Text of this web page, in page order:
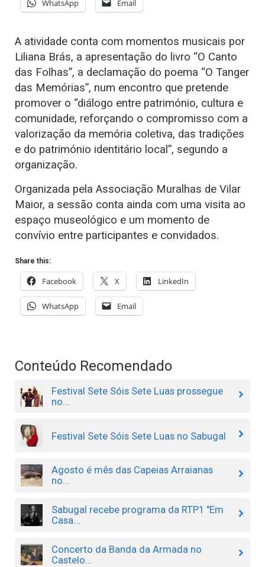
WhatsApp Email
A atividade conta com momentos musicais por
Liliana Brás, a apresentação do livro “O Canto
das Folhas”, a declamação do poema “O Tanger
das Memórias”, num encontro que pretende
promover o “diálogo entre património, cultura e
comunidade, reforçando o compromisso com a
valorização da memória coletiva, das tradições
e do património identitário local”, segundo a
organização.
Organizada pela Associação Muralhas de Vilar
Maior, a sessão conta ainda com uma visita ao
espaço museológico e um momento de
convívio entre participantes e convidados.
Share this:
Facebook X LinkedIn
WhatsApp Email
Conteúdo Recomendado
Festival Sete Sóis Sete Luas prossegue
no...
Festival Sete Sóis Sete Luas no Sabugal
Agosto é mês das Capeias Arraianas
no...
Sabugal recebe programa da RTP1 "Em
Casa...
Concerto da Banda da Armada no
Castelo...